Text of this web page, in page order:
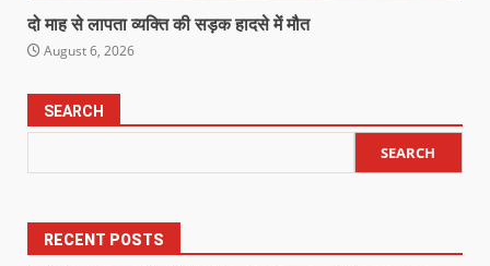
दो माह से लापता व्यक्ति की सड़क हादसे में मौत
August 6, 2026
SEARCH
SEARCH
RECENT POSTS